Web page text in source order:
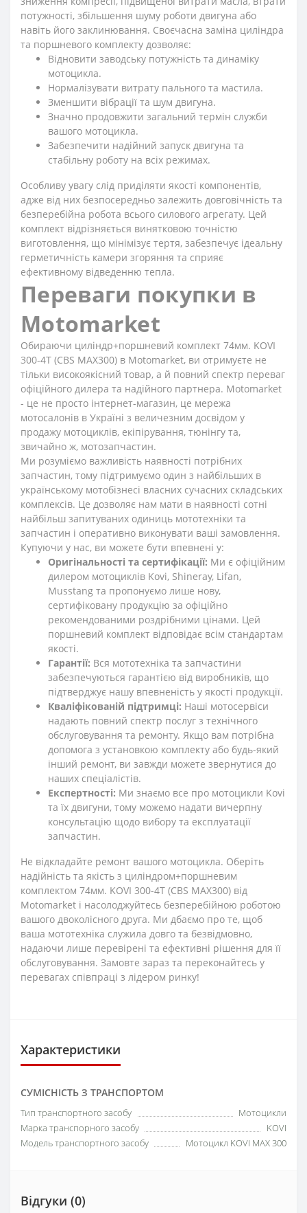
потужності, збільшення шуму роботи двигуна або
навіть його заклинювання. Своєчасна заміна циліндра
та поршневого комплекту дозволяє:
Відновити заводську потужність та динаміку
мотоцикла.
Нормалізувати витрату пального та мастила.
Зменшити вібрації та шум двигуна.
Значно продовжити загальний термін служби
вашого мотоцикла.
Забезпечити надійний запуск двигуна та
стабільну роботу на всіх режимах.
Особливу увагу слід приділяти якості компонентів,
адже від них безпосередньо залежить довговічність та
безперебійна робота всього силового агрегату. Цей
комплект відрізняється винятковою точністю
виготовлення, що мінімізує тертя, забезпечує ідеальну
герметичність камери згоряння та сприяє
ефективному відведенню тепла.
Переваги покупки в
Motomarket
Обираючи циліндр+поршневий комплект 74мм. KOVI
300-4Т (CBS MAX300) в Motomarket, ви отримуєте не
тільки високоякісний товар, а й повний спектр переваг
офіційного дилера та надійного партнера. Motomarket
- це не просто інтернет-магазин, це мережа
мотосалонів в Україні з величезним досвідом у
продажу мотоциклів, екіпірування, тюнінгу та,
звичайно ж, мотозапчастин.
Ми розуміємо важливість наявності потрібних
запчастин, тому підтримуємо один з найбільших в
українському мотобізнесі власних сучасних складських
комплексів. Це дозволяє нам мати в наявності сотні
найбільш запитуваних одиниць мототехніки та
запчастин і оперативно виконувати ваші замовлення.
Купуючи у нас, ви можете бути впевнені у:
Оригінальності та сертифікації: Ми є офіційним
дилером мотоциклів Kovi, Shineray, Lifan,
Musstang та пропонуємо лише нову,
сертифіковану продукцію за офіційно
рекомендованими роздрібними цінами. Цей
поршневий комплект відповідає всім стандартам
якості.
Гарантії: Вся мототехніка та запчастини
забезпечуються гарантією від виробників, що
підтверджує нашу впевненість у якості продукції.
Кваліфікованій підтримці: Наші мотосервіси
надають повний спектр послуг з технічного
обслуговування та ремонту. Якщо вам потрібна
допомога з установкою комплекту або будь-який
інший ремонт, ви завжди можете звернутися до
наших спеціалістів.
Експертності: Ми знаємо все про мотоцикли Kovi
та їх двигуни, тому можемо надати вичерпну
консультацію щодо вибору та експлуатації
запчастин.
Не відкладайте ремонт вашого мотоцикла. Оберіть
надійність та якість з циліндром+поршневим
комплектом 74мм. KOVI 300-4Т (CBS MAX300) від
Motomarket і насолоджуйтесь безперебійною роботою
вашого двоколісного друга. Ми дбаємо про те, щоб
ваша мототехніка служила довго та безвідмовно,
надаючи лише перевірені та ефективні рішення для її
обслуговування. Замовте зараз та переконайтесь у
перевагах співпраці з лідером ринку!
Характеристики
СУМІСНІСТЬ З ТРАНСПОРТОМ
Тип транспортного засобу
Мотоцикли
Марка транспорного засобу
KOVI
Модель транспортного засобу
Мотоцикл KOVI MAX 300
Відгуки (0)